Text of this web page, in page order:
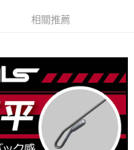
個別帳號之用戶狀況，依本公司即
之使用額度並採取法律行動。
繫客服）
認實際運費(運費另
查看運費
相關推薦